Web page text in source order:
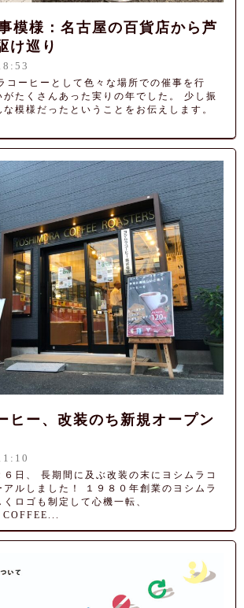
模様：名古屋の百貨店から芦
け巡り
コーヒーとして色々な場所での催事を行
がたくさんあった実りの年でした。 少し振
模様だったということをお伝えします。
ヒー、改装のち新規オープン
６日、 長期間に及ぶ改装の末にヨシムラコ
アルしました！ １９８０年創業のヨシムラ
ロゴも制定して心機一転、